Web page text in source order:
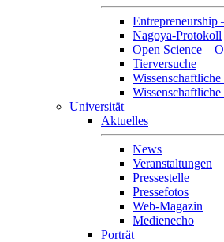
Entrepreneurship
Nagoya-Protokoll
Open Science –
Tierversuche
Universität
Aktuelles
News
Veranstaltungen
Pressestelle
Pressefotos
Web-Magazin
Medienecho
Porträt